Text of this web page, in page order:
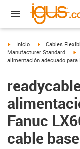
igus-icon-arrow-right
Inicio igus-icon-arrow-
Cables
Manufacturer Standard
alimentación adecuado para
Fanuc
cable